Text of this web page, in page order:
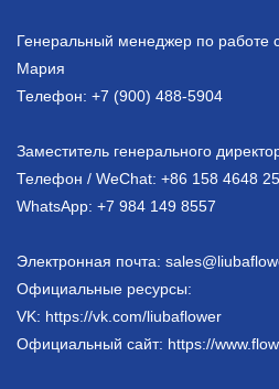
Генеральный менеджер по работе
Мария
Телефон: +7 (900) 488-5904
Заместитель генерального
Телефон / WeChat: +86 158 4648
WhatsApp: +7 984 149 8557
Электронная почта:
Официальные ресурсы:
VK: https://vk.com/liubaflower
Официальный сайт: https://